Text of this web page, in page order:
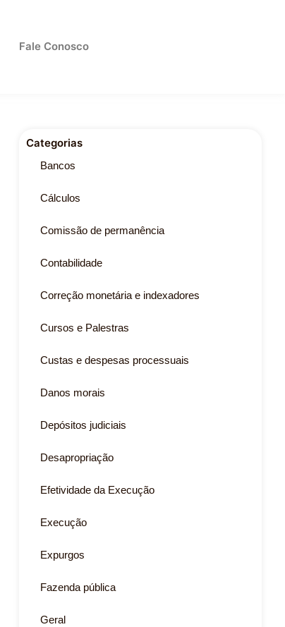
Fale Conosco
Categorias
Bancos
Cálculos
Comissão de permanência
Contabilidade
Correção monetária e indexadores
Cursos e Palestras
Custas e despesas processuais
Danos morais
Depósitos judiciais
Desapropriação
Efetividade da Execução
Execução
Expurgos
Fazenda pública
Geral